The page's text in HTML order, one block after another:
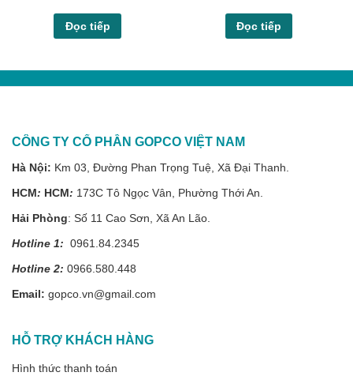
Đọc tiếp Đọc tiếp
CÔNG TY CỔ PHẦN GOPCO VIỆT NAM
Hà Nội: Km 03, Đường Phan Trọng Tuệ, Xã Đại Thanh.
HCM: HCM: 173C Tô Ngọc Vân, Phường Thới An.
Hải Phòng: Số 11 Cao Sơn, Xã An Lão.
Hotline 1: 0961.84.2345
Hotline 2: 0966.580.448
Email: gopco.vn@gmail.com
HỖ TRỢ KHÁCH HÀNG
Hình thức thanh toán